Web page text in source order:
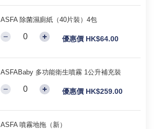
ASFA 除菌濕廁紙（40片裝）4包
優惠價 HK$64.00
ASFABaby 多功能衛生噴霧 1公升補充裝
優惠價 HK$259.00
ASFA 噴霧地拖（新）